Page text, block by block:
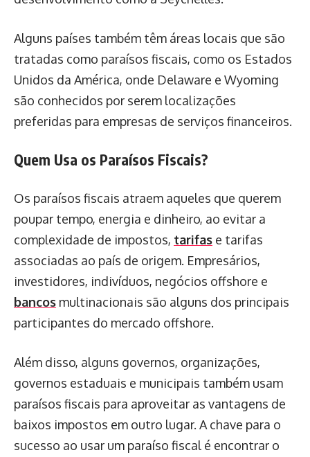
Alguns países também têm áreas locais que são
tratadas como paraísos fiscais, como os Estados
Unidos da América, onde Delaware e Wyoming
são conhecidos por serem localizações
preferidas para empresas de serviços financeiros.
Quem Usa os Paraísos Fiscais?
Os paraísos fiscais atraem aqueles que querem
poupar tempo, energia e dinheiro, ao evitar a
complexidade de impostos, tarifas e tarifas
associadas ao país de origem. Empresários,
investidores, indivíduos, negócios offshore e
bancos multinacionais são alguns dos principais
participantes do mercado offshore.
Além disso, alguns governos, organizações,
governos estaduais e municipais também usam
paraísos fiscais para aproveitar as vantagens de
baixos impostos em outro lugar. A chave para o
sucesso ao usar um paraíso fiscal é encontrar o